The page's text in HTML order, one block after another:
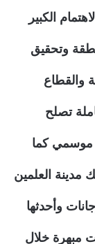
الكبير
وتحقيق
والقطاع
تصلح
كما
العلمين
وأحدثها
مبهرة خلال